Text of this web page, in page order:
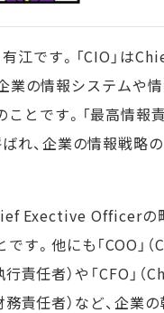
江です。「CIO」は
業の情報システムや
とです。「最高情報
れ、企業の情報戦略
Exective Officerの
す。他にも「COO」
責任者）や「CFO」
責任者）など、企業